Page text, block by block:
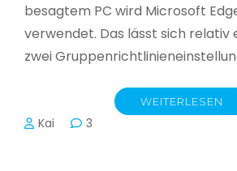
besagtem PC wird Microsoft
verwendet. Das lässt sich relativ
zwei
WEITERLESEN
Kai 3